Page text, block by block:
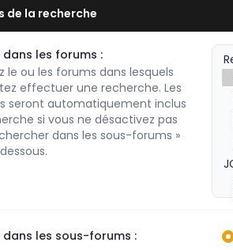
de la recherche
dans les forums :
le ou les forums dans lesquels
effectuer une recherche. Les
seront automatiquement inclus
si vous ne désactivez pas
dans les sous-forums »
dans les sous-forums :